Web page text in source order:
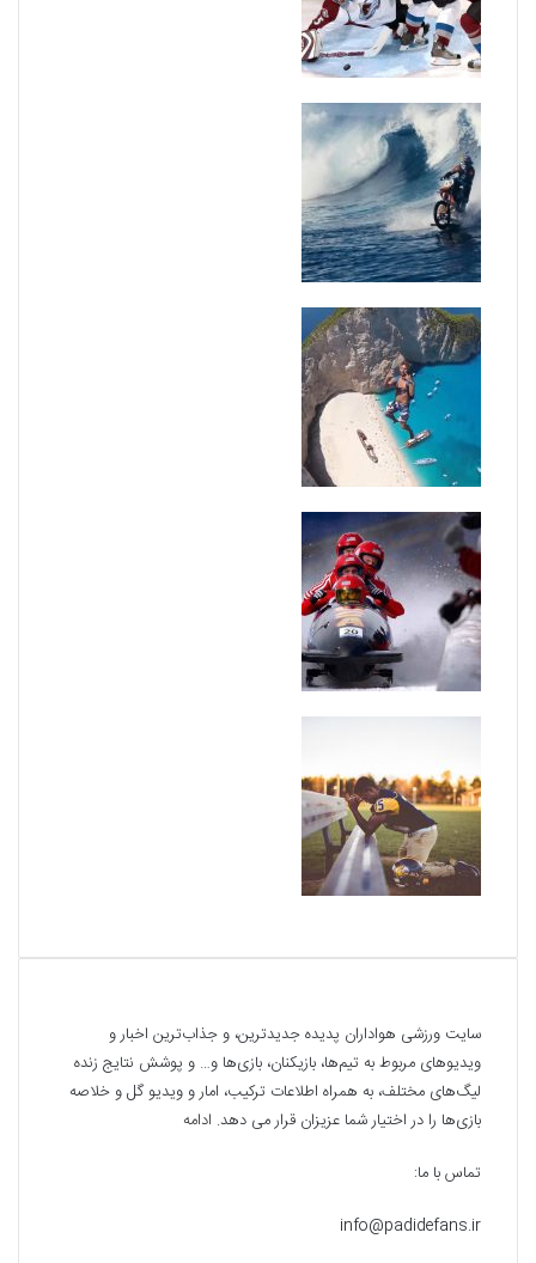
سایت ورزشی هواداران پدیده جدیدترین، و جذاب‌ترین اخبار و
ویدیوهای مربوط به تیم‌ها، بازیکنان، بازی‌ها و… و پوشش نتایج زنده
لیگ‌های مختلف، به همراه اطلاعات ترکیب، امار و ویدیو‌‌ گل‌ و خلاصه
بازی‌ها را در اختیار شما عزیزان قرار می دهد. ادامه
تماس با ما:
info@padidefans.ir